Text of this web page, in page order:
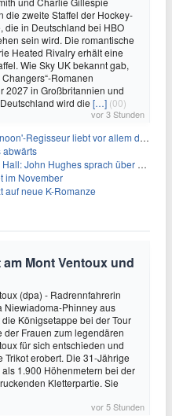
die zweite Staffel der Hockey-
die in Deutschland bei HBO
sein wird. Die romantische
Heated Rivalry erhält eine
Wie Sky UK bekannt gab,
Romanen
2027 in Großbritannien und
wird die […] (00)
vor 3 Stunden
liebt vor allem die 'Banalität' in seinen Filmen
abwärts
sprach über eine Fortsetzung von 'The Breakfast Club'
im November
auf neue K-Romanze
Mont Ventoux und
(dpa) - Radrennfahrerin
Niewiadoma-Phinney aus
die Königsetappe bei der Tour
der Frauen zum legendären
für sich entschieden und
Trikot erobert. Die 31-Jährige
1.900 Höhenmetern bei der
Kletterpartie. Sie
vor 5 Stunden